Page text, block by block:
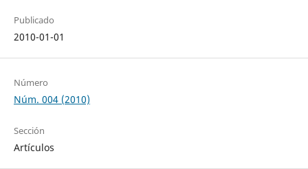
Publicado
2010-01-01
Número
Núm. 004 (2010)
Sección
Artículos